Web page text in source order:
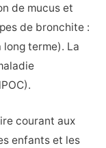
de mucus et
de bronchite :
terme). La
courant aux
enfants et les